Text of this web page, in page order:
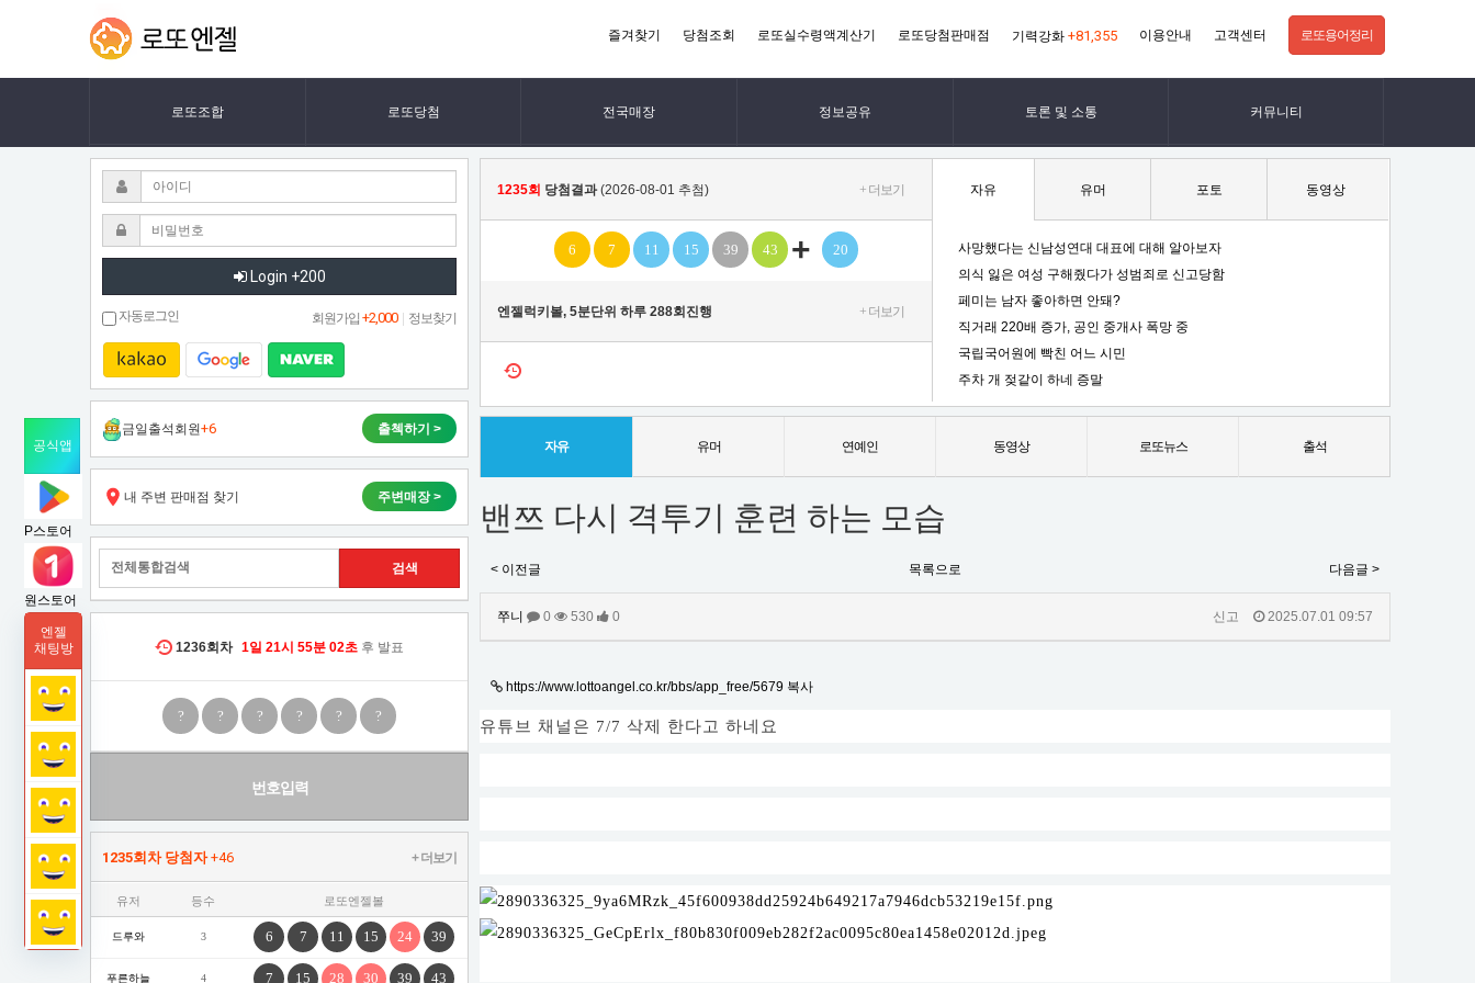
시
는
습
LOTTOANGEL 즐겨찾기 당첨조회 로또실수령액계산기 로또당첨판매점 기력강화 +81,355 이용안내 고객센터 로또용어정리
로또조합 로또당첨 전국매장 정보공유 토론 및 소통 커뮤니티
1235회 당첨결과(2026-08-01 추첨) + 더보기
6 7 11 15 39 43 + 20
엔젤럭키볼, 5분단위 하루 288회진행 + 더보기
자유 유머 포토 동영상
사망했다는 신남성연대 대표에 대해 알아보자
의식 잃은 여성 구해줬다가 성범죄로 신고당함
페미는 남자 좋아하면 안돼?
직거래 220배 증가, 공인 중개사 폭망 중
국립국어원에 빡친 어느 시민
주차 개 젖같이 하네 증말
자유 유머 연예인 동영상 로또뉴스 출석
밴쯔 다시 격투기 훈련 하는 모습
< 이전글 목록으로 다음글 >
쭈니 0 530 0 신고 2025.07.01 09:57
https://www.lottoangel.co.kr/bbs/app_free/5679 복사
유튜브 채널은 7/7 삭제 한다고 하네요
Login +200
자동로그인 회원가입 +2,000 정보찾기
금일출석회원+6 출첵하기 >
내 주변 판매점 찾기 주변매장 >
1236회차 1일 21시 55분 02초 후 발표
? ? ? ? ? ?
번호입력
1235회차 당첨자+46 + 더보기
유저 등수 로또엔젤볼
드루와 3 6 7 11 15 24 39
푸른하늘 4 7 15 28 30 39 43
공식앱
P스토어
원스토어
엔젤
채팅방